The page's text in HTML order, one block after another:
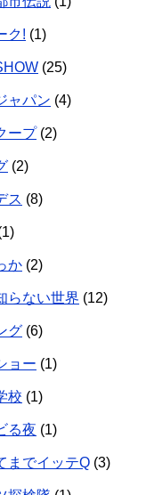
ク! (1)
(25)
ャパン (4)
ープ(2)
(2)
ス (8)
か (2)
らない世界 (12)
グ (6)
ョー (1)
校 (1)
る夜 (1)
までイッテQ (3)